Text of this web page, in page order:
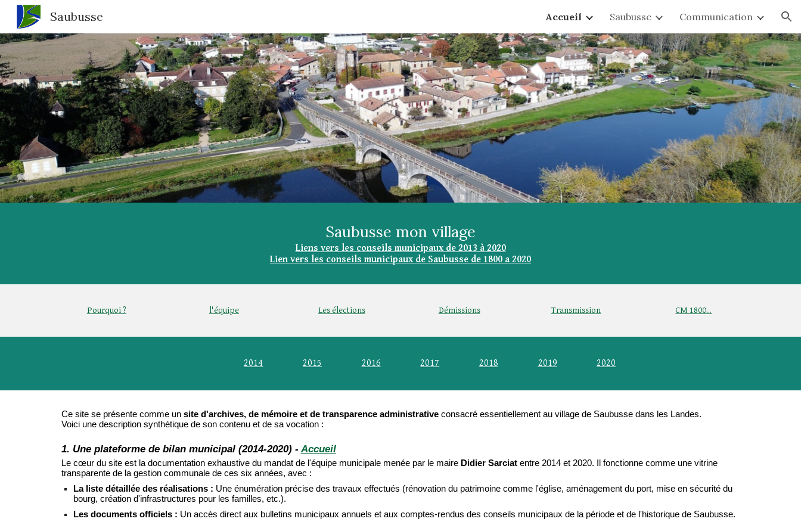
Saubusse Accueil Saubusse Communication
Saubusse mon village
Liens vers les conseils municipaux de 2013 à 2020
Lien vers les conseils municipaux de Saubusse de 1800 a 2020
Pourquoi ? l'équipe Les élections Démissions Transmission CM 1800...
2014 2015 2016 2017 2018 2019 2020
Ce site se présente comme un site d'archives, de mémoire et de transparence administrative consacré essentiellement au village de Saubusse dans les Landes.
Voici une description synthétique de son contenu et de sa vocation :
1. Une plateforme de bilan municipal (2014-2020) - Accueil
Le cœur du site est la documentation exhaustive du mandat de l'équipe municipale menée par le maire Didier Sarciat entre 2014 et 2020. Il fonctionne comme une vitrine
transparente de la gestion communale de ces six années, avec :
La liste détaillée des réalisations : Une énumération précise des travaux effectués (rénovation du patrimoine comme l'église, aménagement du port, mise en sécurité du
bourg, création d'infrastructures pour les familles, etc.).
Les documents officiels : Un accès direct aux bulletins municipaux annuels et aux comptes-rendus des conseils municipaux de la période et de l'historique de Saubusse.